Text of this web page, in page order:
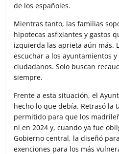
de los españoles.
Mientras tanto, las familias
hipotecas asfixiantes y gastos
izquierda las aprieta aún más.
escuchar a los ayuntamientos
ciudadanos. Solo buscan
siempre.
Frente a esta situación, el
hecho lo que debía. Retrasó la
permitido para que los
ni en 2024 y, cuando ya fue
Gobierno central, la diseñó
exenciones para los más